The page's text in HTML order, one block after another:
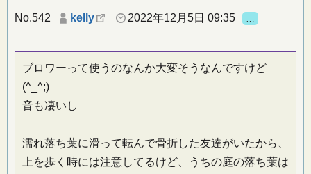
No.542 kelly 2022年12月5日 09:35
ブロワーって使うのなんか大変そうなんですけど
(^_^;)
音も凄いし
濡れ落ち葉に滑って転んで骨折した友達がいたから、
上を歩く時には注意してるけど、うちの庭の落ち葉は